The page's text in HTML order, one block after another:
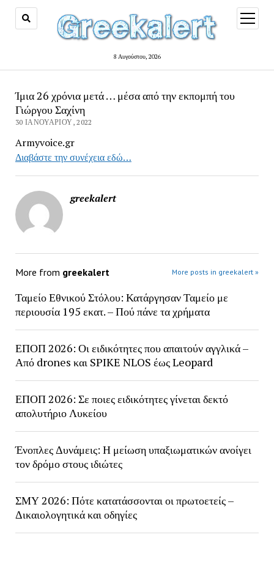
8 Αυγούστου, 2026
open
menu
Ίμια 26 χρόνια μετά … μέσα από την εκπομπή του
Γιώργου Σαχίνη
30 ΙΑΝΟΥΑΡΊΟΥ, 2022
Armyvoice.gr
Διαβάστε την συνέχεια εδώ…
greekalert
More from greekalert More posts in greekalert »
Ταμείο Εθνικού Στόλου: Κατάργησαν Ταμείο με
περιουσία 195 εκατ. – Πού πάνε τα χρήματα
ΕΠΟΠ 2026: Οι ειδικότητες που απαιτούν αγγλικά –
Από drones και SPIKE NLOS έως Leopard
ΕΠΟΠ 2026: Σε ποιες ειδικότητες γίνεται δεκτό
απολυτήριο Λυκείου
Ένοπλες Δυνάμεις: Η μείωση υπαξιωματικών ανοίγει
τον δρόμο στους ιδιώτες
ΣΜΥ 2026: Πότε κατατάσσονται οι πρωτοετείς –
Δικαιολογητικά και οδηγίες